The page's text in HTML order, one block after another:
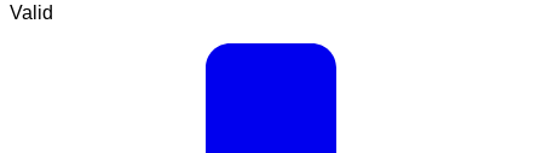
Valid